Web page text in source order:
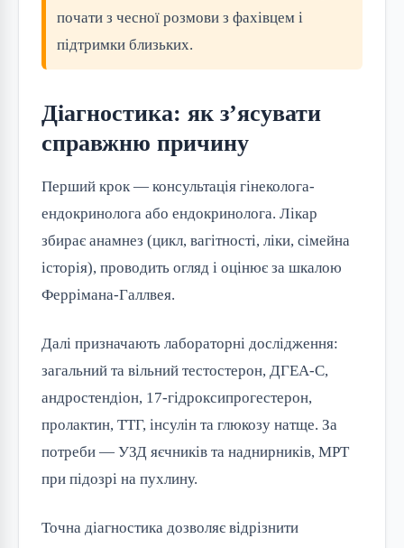
почати з чесної розмови з фахівцем і
підтримки близьких.
Діагностика: як з’ясувати
справжню причину
Перший крок — консультація гінеколога-
ендокринолога або ендокринолога. Лікар
збирає анамнез (цикл, вагітності, ліки, сімейна
історія), проводить огляд і оцінює за шкалою
Феррімана-Галлвея.
Далі призначають лабораторні дослідження:
загальний та вільний тестостерон, ДГЕА-С,
андростендіон, 17-гідроксипрогестерон,
пролактин, ТТГ, інсулін та глюкозу натще. За
потреби — УЗД яєчників та наднирників, МРТ
при підозрі на пухлину.
Точна діагностика дозволяє відрізнити